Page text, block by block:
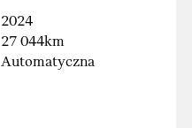
2024
27 044km
Automatyczna